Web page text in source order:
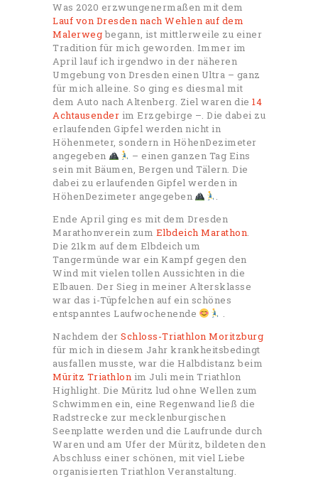
Was 2020 erzwungenermaßen mit dem
Lauf von Dresden nach Wehlen auf dem
Malerwegbegann, ist mittlerweile zu einer
Tradition für mich geworden. Immer im
April lauf ich irgendwo in der näheren
Umgebung von Dresden einen Ultra – ganz
für mich alleine. So ging es diesmal mit
dem Auto nach Altenberg. Ziel waren die 14
Achtausender im Erzgebirge –. Die dabei zu
erlaufenden Gipfel werden nicht in
Höhenmeter, sondern in HöhenDezimeter
angegeben
– einen ganzen Tag Eins
sein mit Bäumen, Bergen und Tälern. Die
dabei zu erlaufenden Gipfel werden in
HöhenDezimeter angegeben
.
Ende April ging es mit dem Dresden
Marathonverein zum Elbdeich Marathon.
Die 21km auf dem Elbdeich um
Tangermünde war ein Kampf gegen den
Wind mit vielen tollen Aussichten in die
Elbauen. Der Sieg in meiner Altersklasse
war das i-Tüpfelchen auf ein schönes
entspanntes Laufwochenende
.
Nachdem der Schloss-Triathlon Moritzburg
für mich in diesem Jahr krankheitsbedingt
ausfallen musste, war die Halbdistanz beim
Müritz Triathlon im Juli mein Triathlon
Highlight. Die Müritz lud ohne Wellen zum
Schwimmen ein, eine Regenwand ließ die
Radstrecke zur mecklenburgischen
Seenplatte werden und die Laufrunde durch
Waren und am Ufer der Müritz, bildeten den
Abschluss einer schönen, mit viel Liebe
organisierten Triathlon Veranstaltung.